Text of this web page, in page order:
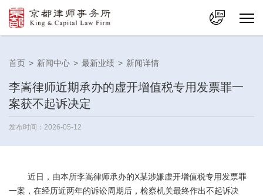
首页 > 新闻中心 > 最新业绩 > 新闻详情
李嵩律师近期承办的虚开增值税专用发票罪一
案获不起诉决定
发布时间：2026-05-12
近日，由本所李嵩律师承办的X某涉嫌虚开增值税专用发票罪
一案，在经历近两年的诉讼周期后，检察机关最终作出不起诉决